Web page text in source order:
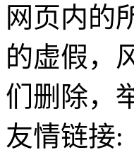
网页内的
的虚假，
们删除，
友情链接: